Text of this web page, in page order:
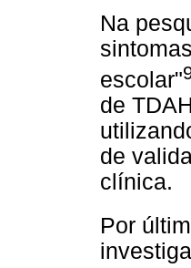
Na
escolar"
de
de
clínica.
Por